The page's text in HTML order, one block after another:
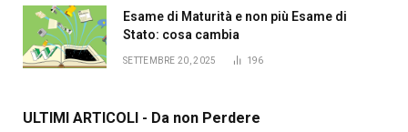
Esame di Maturità e non più Esame di
Stato: cosa cambia
SETTEMBRE 20, 2025 196
ULTIMI ARTICOLI - Da non Perdere